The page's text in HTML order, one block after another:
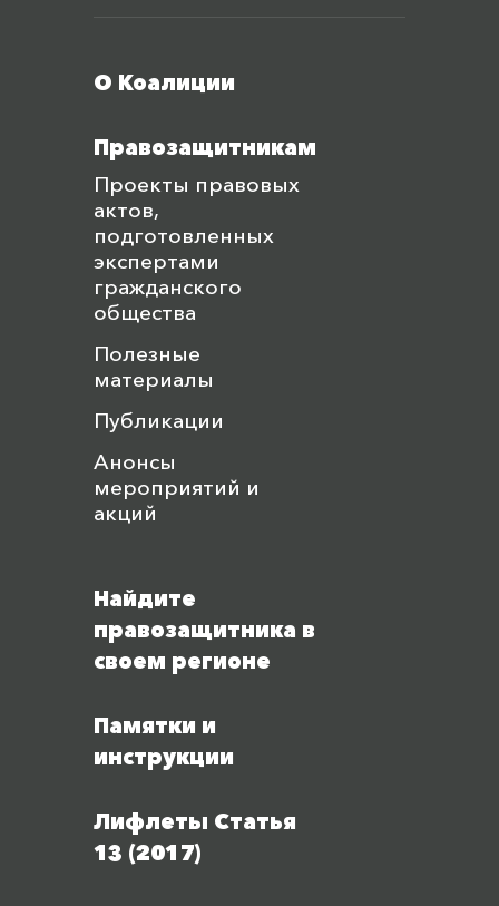
О Коалиции
Правозащитникам
Проекты правовых
актов,
подготовленных
экспертами
гражданского
общества
Полезные
материалы
Публикации
Анонсы
мероприятий и
акций
Найдите
правозащитника в
своем регионе
Памятки и
инструкции
Лифлеты Статья
13 (2017)